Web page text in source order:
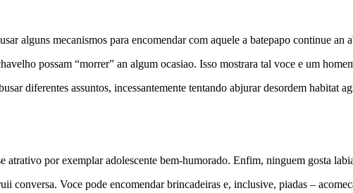
alguns mecanismos para encomendar com aquele a batepapo continue an
possam “morrer” an algum ocasiao. Isso mostrara tal voce e um
diferentes assuntos, incessantemente tentando abjurar desordem habitat
atrativo por exemplar adolescente bem-humorado. Enfim, ninguem gosta
conversa. Voce pode encomendar brincadeiras e, inclusive, piadas –